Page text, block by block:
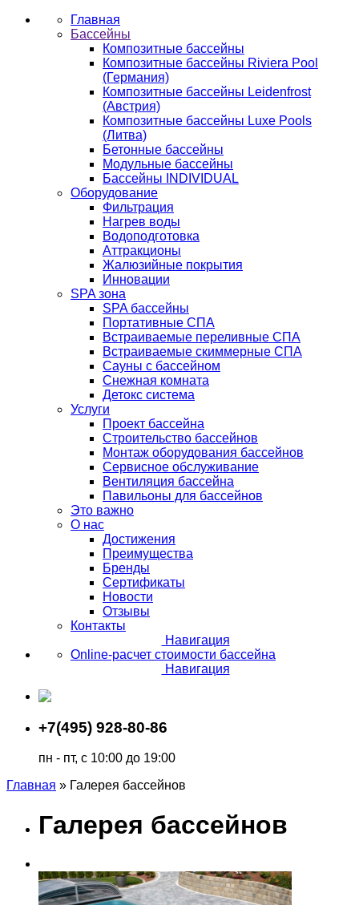
Главная
Бассейны
Композитные бассейны
Композитные бассейны Riviera Pool
(Германия)
Композитные бассейны Leidenfrost
(Австрия)
Композитные бассейны Luxe Pools
(Литва)
Бетонные бассейны
Модульные бассейны
Бассейны INDIVIDUAL
Оборудование
Фильтрация
Нагрев воды
Водоподготовка
Аттракционы
Жалюзийные покрытия
Инновации
SPA зона
SPA бассейны
Портативные СПА
Встраиваемые переливные СПА
Встраиваемые скиммерные СПА
Сауны с бассейном
Снежная комната
Детокс система
Услуги
Проект бассейна
Строительство бассейнов
Монтаж оборудования бассейнов
Сервисное обслуживание
Вентиляция бассейна
Павильоны для бассейнов
Это важно
О нас
Достижения
Преимущества
Бренды
Сертификаты
Новости
Отзывы
Контакты
Навигация
Online-расчет стоимости бассейна
Навигация
+7(495) 928-80-86
пн - пт, с 10:00 до 19:00
Главная » Галерея бассейнов
Галерея бассейнов